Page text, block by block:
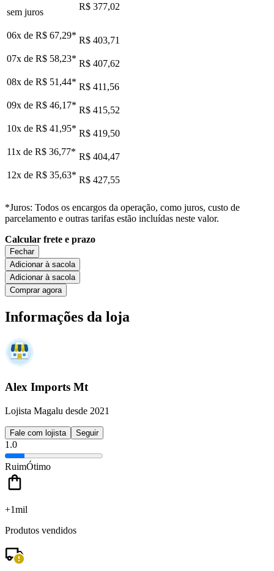
sem juros
R$ 377,02
06x de R$ 67,29* R$ 403,71
07x de R$ 58,23* R$ 407,62
08x de R$ 51,44* R$ 411,56
09x de R$ 46,17* R$ 415,52
10x de R$ 41,95* R$ 419,50
11x de R$ 36,77* R$ 404,47
12x de R$ 35,63* R$ 427,55
*Juros: Todos os encargos da operação, como juros, custo de
parcelamento e outras tarifas estão incluídas neste valor.
Calcular frete e prazo
Fechar
Adicionar à sacola
Adicionar à sacola
Comprar agora
Informações da loja
Alex Imports Mt
Lojista Magalu desde 2021
Fale com lojista Seguir
1.0
RuimÓtimo
+1mil
Produtos vendidos